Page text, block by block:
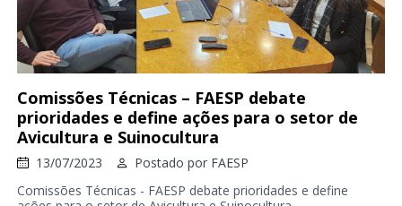
Comissões Técnicas – FAESP debate
prioridades e define ações para o setor de
Avicultura e Suinocultura
13/07/2023 Postado por FAESP
Comissões Técnicas - FAESP debate prioridades e define